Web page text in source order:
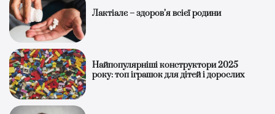
Лактіалє – здоров’я всієї родини
Найпопулярніші конструктори 2025
року: топ іграшок для дітей і дорослих